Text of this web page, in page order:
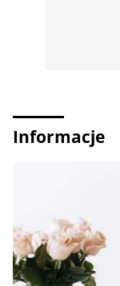
Informacje